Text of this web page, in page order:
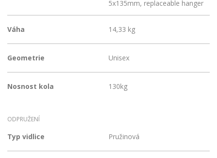
5x135mm, replaceable hanger
Váha 14,33 kg
Geometrie Unisex
Nosnost kola 130kg
ODPRUŽENÍ
Typ vidlice Pružinová